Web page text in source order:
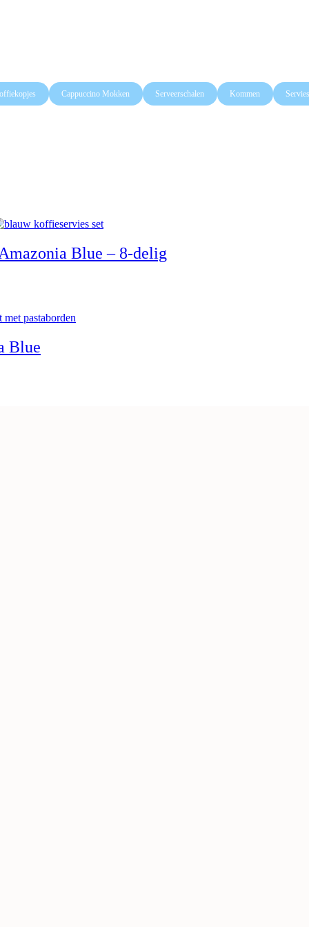
Cappuccino Mokken Serveerschalen Kommen
Blue – 8-delig
Blue